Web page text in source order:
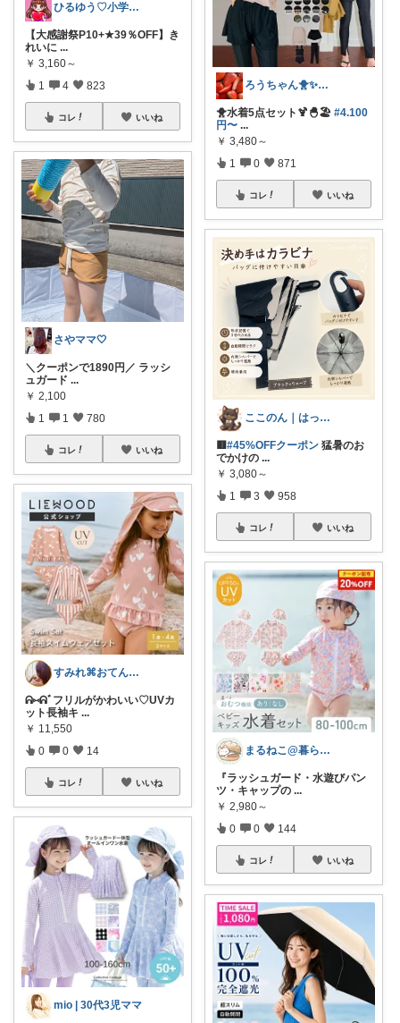
ひるゆう♡小学生2児ママ
【大感謝祭P10+★39％OFF】き
れいに ...
￥ 3,160～
1 4 823
コレ いいね
さやママ🤍
＼クーポンで1890円／ ラッシ
ュガード ...
￥ 2,100
1 1 780
コレ いいね
すみれ⌘おてんば娘との暮らし
ᕱ⑅ᕱﾞフリルがかわいい♡UVカ
ット長袖キ ...
￥ 11,550
0 0 14
コレ いいね
mio | 30代3児ママ
ろうちゃん🐥✨フォロワー様から購入💖
🐥水着5点セット🍹🐣🏖️ #4.100
円〜 ...
￥ 3,480～
1 0 871
コレ いいね
ここのん｜はっぴいライフ💓
🟥#45%OFFクーポン 猛暑のお
でかけの ...
￥ 3,080～
1 3 958
コレ いいね
まるねこ@暮らしと子育て🐈️🌸
『ラッシュガード・水遊びパン
ツ・キャップの ...
￥ 2,980～
0 0 144
コレ いいね